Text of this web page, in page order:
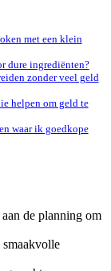
met een klein
dure ingrediënten?
zonder veel geld
helpen om geld te
waar ik goedkope
de planning om
smaakvolle